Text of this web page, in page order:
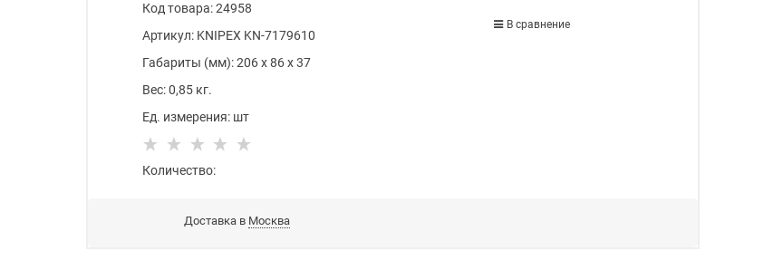
Код товара: 24958
Артикул: KNIPEX KN-7179610
Габариты (мм): 206x86x37
Вес: 0,85 кг.
Ед. измерения: шт
Количество:
В сравнение
Доставка в Москва